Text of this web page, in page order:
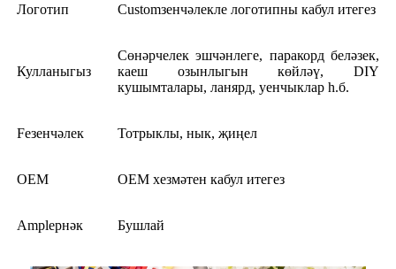
Логотип Customзенчәлекле логотипны кабул итегез
Кулланыгыз
Cөнәрчелек эшчәнлеге, паракорд беләзек,
каеш озынлыгын көйләү, DIY
кушымталары, ланярд, уенчыклар һ.б.
Feзенчәлек Тотрыклы, нык, җиңел
OEM OEM хезмәтен кабул итегез
Ampleрнәк Бушлай